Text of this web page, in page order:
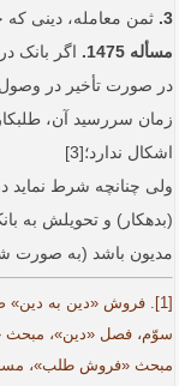
3. ثمن معامله، دینی که
مسأله 1475.
اگر بانک
در صورت تأخیر در
اشکال ندارد؛[3]
ولی چنانچه شرط
(بدهکار) و تحویلش به
مدیون باشد (به صورت
[1]. فروش «دین به
مبحث «فروش طلب»، مسائل «952 و بعد از